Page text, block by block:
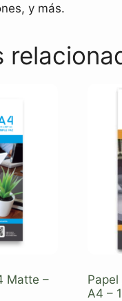
y más.
Matte –
A4 –